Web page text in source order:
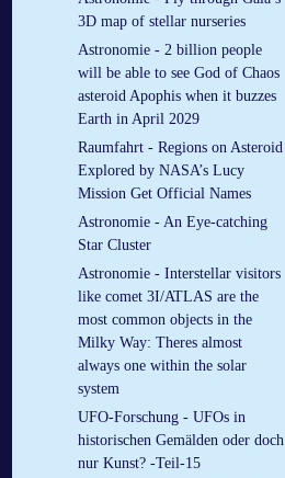
3D map of stellar nurseries
Astronomie - 2 billion people
will be able to see God of Chaos
asteroid Apophis when it buzzes
Earth in April 2029
Raumfahrt - Regions on Asteroid
Explored by NASA’s Lucy
Mission Get Official Names
Astronomie - An Eye-catching
Star Cluster
Astronomie - Interstellar visitors
like comet 3I/ATLAS are the
most common objects in the
Milky Way: Theres almost
always one within the solar
system
UFO-Forschung - UFOs in
historischen Gemälden oder doch
nur Kunst? -Teil-15